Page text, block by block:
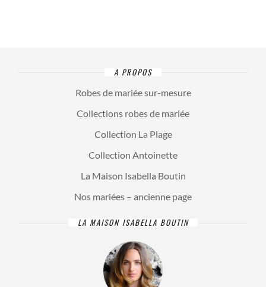
A PROPOS
Robes de mariée sur-mesure
Collections robes de mariée
Collection La Plage
Collection Antoinette
La Maison Isabella Boutin
Nos mariées – ancienne page
LA MAISON ISABELLA BOUTIN